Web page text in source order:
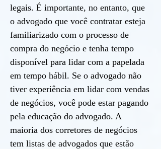
legais. É importante, no entanto, que
o advogado que você contratar esteja
familiarizado com o processo de
compra do negócio e tenha tempo
disponível para lidar com a papelada
em tempo hábil. Se o advogado não
tiver experiência em lidar com vendas
de negócios, você pode estar pagando
pela educação do advogado. A
maioria dos corretores de negócios
tem listas de advogados que estão